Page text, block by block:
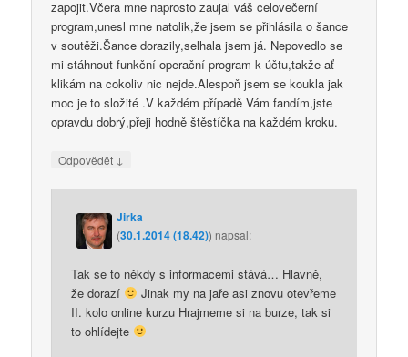
zapojit.Včera mne naprosto zaujal váš celovečerní
program,unesl mne natolik,že jsem se přihlásila o šance
v soutěži.Šance dorazily,selhala jsem já. Nepovedlo se
mi stáhnout funkční operační program k účtu,takže ať
klikám na cokoliv nic nejde.Alespoň jsem se koukla jak
moc je to složité .V každém případě Vám fandím,jste
opravdu dobrý,přeji hodně štěstíčka na každém kroku.
Odpovědět ↓
Jirka
(30.1.2014 (18.42)) napsal:
Tak se to někdy s informacemi stává… Hlavně,
že dorazí
Jinak my na jaře asi znovu otevřeme
II. kolo online kurzu Hrajmeme si na burze, tak si
to ohlídejte